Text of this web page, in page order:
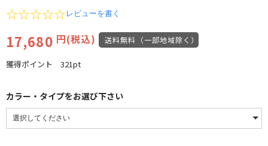
0.0
rating
レビューを書く
17,680 円(税込) 送料無料（一部地域除く）
獲得ポイント 321pt
カラー・タイプをお選び下さい